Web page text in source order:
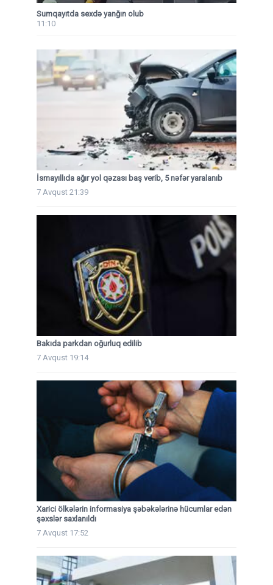
Sumqayıtda sexdə yanğın olub
11:10
İsmayıllıda ağır yol qəzası baş verib, 5 nəfər yaralanıb
7 Avqust 21:39
Bakıda parkdan oğurluq edilib
7 Avqust 19:14
Xarici ölkələrin informasiya şəbəkələrinə hücumlar edən
şəxslər saxlanıldı
7 Avqust 17:52